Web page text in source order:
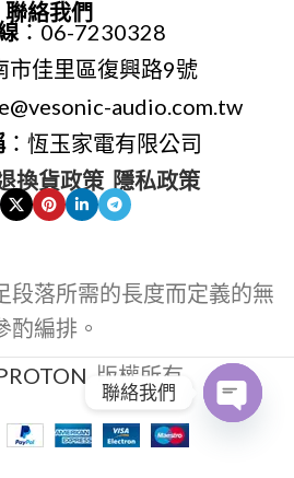
聯絡我們
：06-7230328
市佳里區復興路9號
audio.com.tw
：恆玉家電有限公司
換貨政策 隱私政策
段落所需的長度而定義的無
酌編排。
. 版權所有
聯絡我們